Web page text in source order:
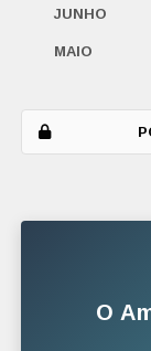
JUNHO
MAIO
O